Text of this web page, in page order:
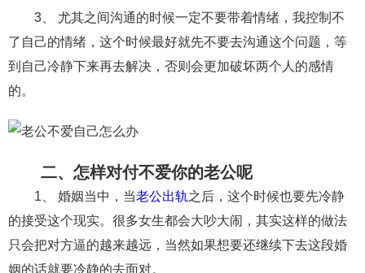
其他
3、 尤其之间沟通的时候一定不要带着情绪，我控制不
了自己的情绪，这个时候最好就先不要去沟通这个问题，等
到自己冷静下来再去解决，否则会更加破坏两个人的感情
的。
二、怎样对付不爱你的老公呢
1、 婚姻当中，当老公出轨之后，这个时候也要先冷静
的接受这个现实。很多女生都会大吵大闹，其实这样的做法
只会把对方逼的越来越远，当然如果想要还继续下去这段婚
姻的话就要冷静的去面对。